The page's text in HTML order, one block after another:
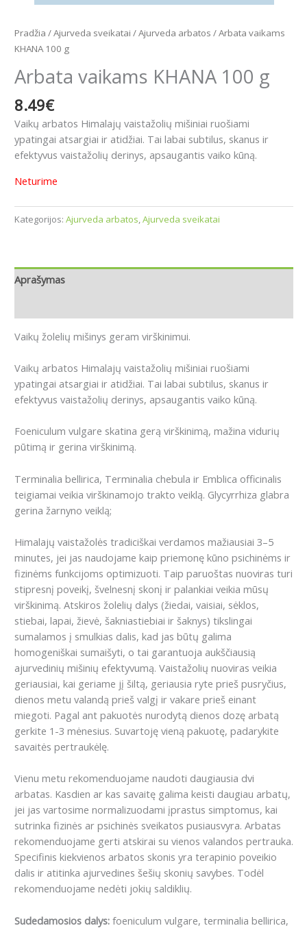
Pradžia /Ajurveda sveikatai /Ajurveda arbatos / Arbata vaikams
KHANA 100 g
Arbata vaikams KHANA 100 g
8.49€
Vaikų arbatos Himalajų vaistažolių mišiniai ruošiami
ypatingai atsargiai ir atidžiai. Tai labai subtilus, skanus ir
efektyvus vaistažolių derinys, apsaugantis vaiko kūną.
Neturime
Kategorijos: Ajurveda arbatos,Ajurveda sveikatai
Aprašymas
Vaikų žolelių mišinys geram virškinimui.
Vaikų arbatos Himalajų vaistažolių mišiniai ruošiami
ypatingai atsargiai ir atidžiai. Tai labai subtilus, skanus ir
efektyvus vaistažolių derinys, apsaugantis vaiko kūną.
Foeniculum vulgare skatina gerą virškinimą, mažina vidurių
pūtimą ir gerina virškinimą.
Terminalia bellirica, Terminalia chebula ir Emblica officinalis
teigiamai veikia virškinamojo trakto veiklą. Glycyrrhiza glabra
gerina žarnyno veiklą;
Himalajų vaistažolės tradiciškai verdamos mažiausiai 3–5
minutes, jei jas naudojame kaip priemonę kūno psichinėms ir
fizinėms funkcijoms optimizuoti. Taip paruoštas nuoviras turi
stipresnį poveikį, švelnesnį skonį ir palankiai veikia mūsų
virškinimą. Atskiros žolelių dalys (žiedai, vaisiai, sėklos,
stiebai, lapai, žievė, šakniastiebiai ir šaknys) tikslingai
sumalamos į smulkias dalis, kad jas būtų galima
homogeniškai sumaišyti, o tai garantuoja aukščiausią
ajurvedinių mišinių efektyvumą. Vaistažolių nuoviras veikia
geriausiai, kai geriame jį šiltą, geriausia ryte prieš pusryčius,
dienos metu valandą prieš valgį ir vakare prieš einant
miegoti. Pagal ant pakuotės nurodytą dienos dozę arbatą
gerkite 1-3 mėnesius. Suvartoję vieną pakuotę, padarykite
savaitės pertraukėlę.
Vienu metu rekomenduojame naudoti daugiausia dvi
arbatas. Kasdien ar kas savaitę galima keisti daugiau arbatų,
jei jas vartosime normalizuodami įprastus simptomus, kai
sutrinka fizinės ar psichinės sveikatos pusiausvyra. Arbatas
rekomenduojame gerti atskirai su vienos valandos pertrauka.
Specifinis kiekvienos arbatos skonis yra terapinio poveikio
dalis ir atitinka ajurvedines šešių skonių savybes. Todėl
rekomenduojame nedėti jokių saldiklių.
Sudedamosios dalys: foeniculum vulgare, terminalia bellirica,